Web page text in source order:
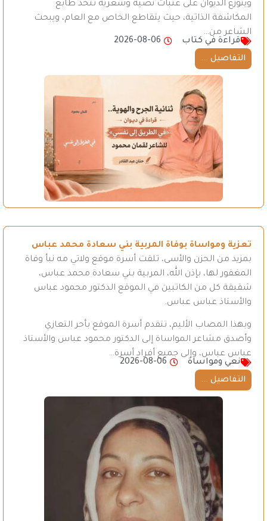
ويتوزع الديوان على عتبات نصية وشعرية تتخذ طابع
المكاشفة الذاتية، حيث يتقاطع الخاص مع العام، ويبحث
الشاعر من…
قراءة في كتاب
2026-08-06
التفاصيل ...
تعزية ومواساة بوفاة المربية بني سعادة محمد عباس
بمزيد من الحزن والأسى، تلقت أسرة موقع ولاتي مه نبأ وفاة
المغفور لها، بإذن الله، المربية بني سعادة محمد عباس،
شقيقة كل من الكاتبين في الموقع الدكتور محمود عباس
والأستاذ عباس عباس.
وبهذا المصاب الأليم، تتقدم أسرة الموقع بأحر التعازي
وأصدق مشاعر المواساة إلى الدكتور محمود عباس والأستاذ
عباس عباس، وإلى جميع أفراد أسرة…
نعي ومواساة
2026-08-06
التفاصيل ...